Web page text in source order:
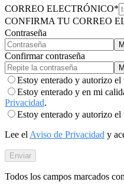
CORREO ELECTRÓNICO*
CONFIRMA TU CORREO
Contraseña
Confirmar contraseña
Estoy enterado y autorizo el
Estoy enterado y en mi
Privacidad.
Estoy enterado y autorizo
Lee el Aviso de Privacidad y
Enviar
Todos los campos marcados con